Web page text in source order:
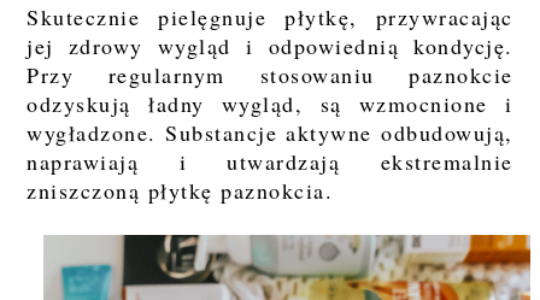
Skutecznie pielęgnuje płytkę, przywracając
jej zdrowy wygląd i odpowiednią kondycję.
Przy regularnym stosowaniu paznokcie
odzyskują ładny wygląd, są wzmocnione i
wygładzone. Substancje aktywne odbudowują,
naprawiają i utwardzają ekstremalnie
zniszczoną płytkę paznokcia.